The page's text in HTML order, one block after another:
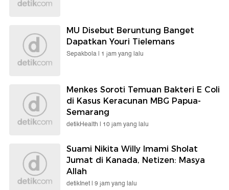
MU Disebut Beruntung Banget
Dapatkan Youri Tielemans
Sepakbola | 1 jam yang lalu
Menkes Soroti Temuan Bakteri E Coli
di Kasus Keracunan MBG Papua-
Semarang
detikHealth | 10 jam yang lalu
Suami Nikita Willy Imami Sholat
Jumat di Kanada, Netizen: Masya
Allah
detikInet | 9 jam yang lalu